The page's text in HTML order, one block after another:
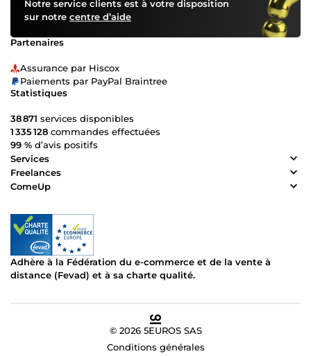
Notre service clients est à votre disposition
sur notre centre d’aide
Partenaires
Assurance par Hiscox
Paiements par PayPal Braintree
Statistiques
38 871 services disponibles
1 335 128 commandes effectuées
99 % d’avis positifs
Services
Freelances
ComeUp
Adhère à la Fédération du e-commerce et de la vente à
distance (Fevad) et à sa charte qualité.
© 2026 5EUROS SAS
Conditions générales